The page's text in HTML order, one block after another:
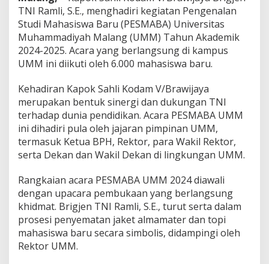
a
d
i
T
a
n
a
n
G
e
n
e
r
s
i
M
u
d
a
TNI Ramli, S.E., menghadiri kegiatan Pengenalan
Studi Mahasiswa Baru (PESMABA) Universitas
Muhammadiyah Malang (UMM) Tahun Akademik
2024-2025. Acara yang berlangsung di kampus
UMM ini diikuti oleh 6.000 mahasiswa baru.
Kehadiran Kapok Sahli Kodam V/Brawijaya
merupakan bentuk sinergi dan dukungan TNI
terhadap dunia pendidikan. Acara PESMABA UMM
ini dihadiri pula oleh jajaran pimpinan UMM,
termasuk Ketua BPH, Rektor, para Wakil Rektor,
serta Dekan dan Wakil Dekan di lingkungan UMM.
Rangkaian acara PESMABA UMM 2024 diawali
dengan upacara pembukaan yang berlangsung
khidmat. Brigjen TNI Ramli, S.E., turut serta dalam
prosesi penyematan jaket almamater dan topi
mahasiswa baru secara simbolis, didampingi oleh
Rektor UMM.